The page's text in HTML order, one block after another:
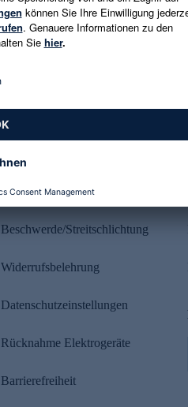
Es gelten die Datenschutzrichtlinien und
Rechtliches
Beschwerde/Streitschlichtung
Widerrufsbelehrung
Datenschutzeinstellungen
Rücknahme Elektrogeräte
Barrierefreiheit